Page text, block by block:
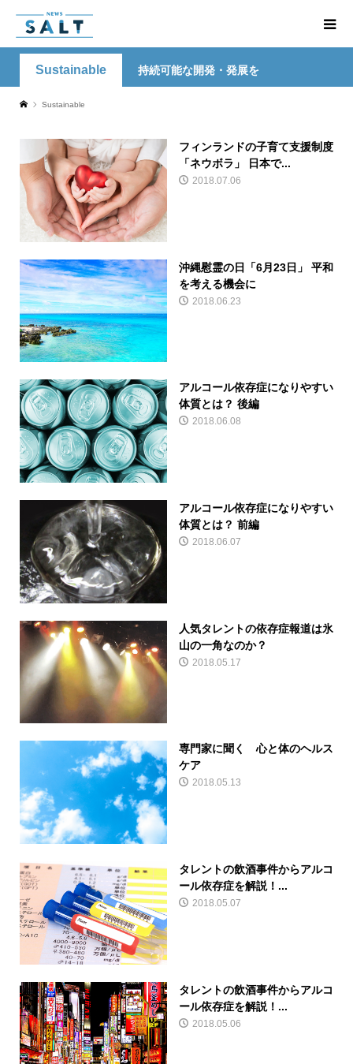
Sustainable 持続可能な開発・発展を
Sustainable
フィンランドの子育て支援制度
「ネウボラ」 日本で...
2018.07.06
沖縄慰霊の日「6月23日」 平和
を考える機会に
2018.06.23
アルコール依存症になりやすい
体質とは？ 後編
2018.06.08
アルコール依存症になりやすい
体質とは？ 前編
2018.06.07
人気タレントの依存症報道は氷
山の一角なのか？
2018.05.17
専門家に聞く 心と体のヘルス
ケア
2018.05.13
タレントの飲酒事件からアルコ
ール依存症を解説！...
2018.05.07
タレントの飲酒事件からアルコ
ール依存症を解説！...
2018.05.06